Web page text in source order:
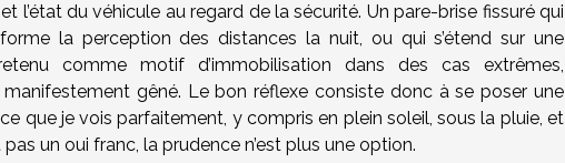
l’état du véhicule au regard de la sécurité. Un pare-brise fissuré qui
la perception des distances la nuit, ou qui s’étend sur une
comme motif d’immobilisation dans des cas extrêmes,
gêné. Le bon réflexe consiste donc à se poser une
que je vois parfaitement, y compris en plein soleil, sous la pluie, et
un oui franc, la prudence n’est plus une option.